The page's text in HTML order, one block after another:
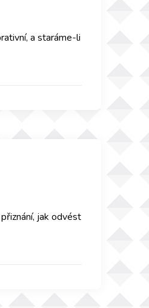
a staráme-li
jak odvést